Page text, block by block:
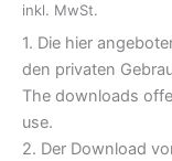
inkl. MwSt.
1. Die hier
den privaten
The downloads
use.
2. Der Download